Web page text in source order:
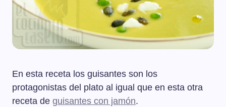
En esta receta los guisantes son los
protagonistas del plato al igual que en esta otra
receta de guisantes con jamón.